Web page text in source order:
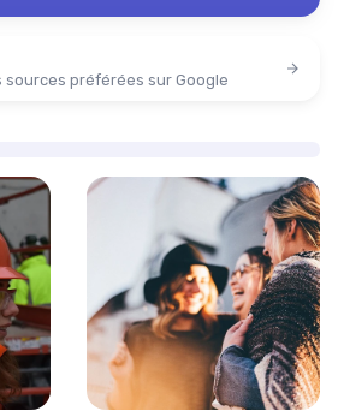
préférées sur Google